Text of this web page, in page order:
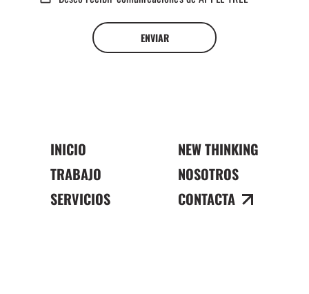
ENVIAR
INICIO
TRABAJO
SERVICIOS
NEW THINKING
NOSOTROS
CONTACTA